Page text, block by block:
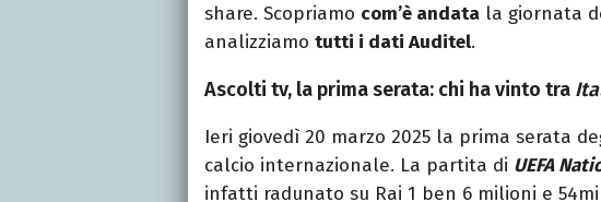
share. Scopriamo com’è andata la giornata
analizziamo tutti i dati Auditel.
Ascolti tv, la prima serata: chi ha vinto tra
Ieri giovedì 20 marzo 2025 la prima serata
calcio internazionale. La partita di UEFA
infatti radunato su Rai 1 ben 6 milioni e